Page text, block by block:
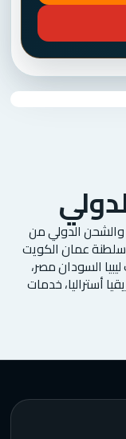
الدولي من
سلطنة عمان الكويت
السودان مصر،
أستراليا، خدمات